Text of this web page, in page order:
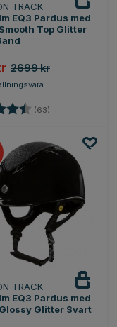
TRACK
EQ3 Pardus med
Top Glitter
2699 kr
(63)
TRACK
EQ3 Pardus med
Glitter Svart